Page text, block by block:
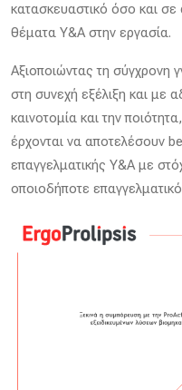
κατασκευαστικό όσο και σε
θέματα Υ&Α στην εργασία.
Αξιοποιώντας τη σύγχρονη
στη συνεχή εξέλιξη και με
καινοτομία και την
έρχονται να αποτελέσουν
επαγγελματικής Υ&Α με
οποιοδήποτε